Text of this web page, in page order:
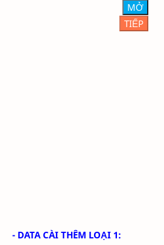
MỞ
TIẾP
- DATA CÀI THÊM LOẠI 1: